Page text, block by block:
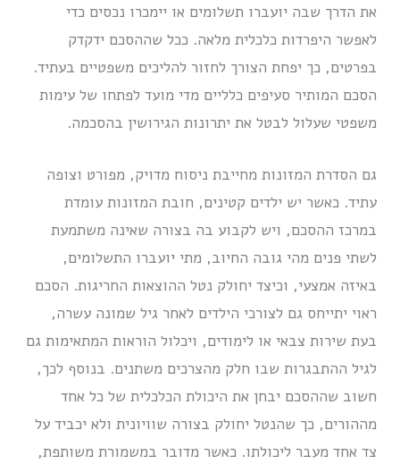
את הדרך שבה יועברו תשלומים או יימכרו נכסים כדי
לאפשר היפרדות כלכלית מלאה. ככל שההסכם ידקדק
בפרטים, כך יפחת הצורך לחזור להליכים משפטיים בעתיד.
הסכם המותיר סעיפים כלליים מדי מועד לפתחו של עימות
משפטי שעלול לבטל את יתרונות הגירושין בהסכמה.
גם הסדרת המזונות מחייבת ניסוח מדויק, מפורט וצופה
עתיד. כאשר יש ילדים קטינים, חובת המזונות עומדת
במרכז ההסכם, ויש לקבוע בה בצורה שאינה משתמעת
לשתי פנים מהי גובה החיוב, מתי יועברו התשלומים,
באיזה אמצעי, וכיצד יחולק נטל ההוצאות החריגות. הסכם
ראוי יתייחס גם לצורכי הילדים לאחר גיל שמונה עשרה,
בעת שירות צבאי או לימודים, ויכלול הוראות המתאימות גם
לגיל ההתבגרות שבו חלק מהצרכים משתנים. בנוסף לכך,
חשוב שההסכם יבחן את היכולת הכלכלית של כל אחד
מההורים, כך שהנטל יחולק בצורה שוויונית ולא יכביד על
צד אחד מעבר ליכולתו. כאשר מדובר במשמורת משותפת,